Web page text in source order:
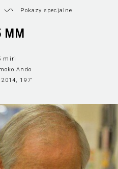
Pokazy specjalne
MM
miri
Ando
197’